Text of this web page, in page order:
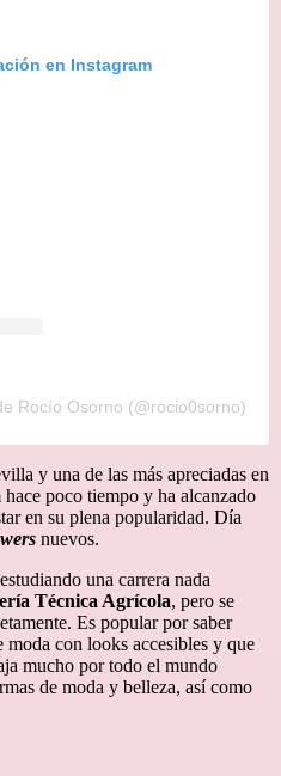
en Instagram
Rocío Osorno (@rocio0sorno)
y una de las más apreciadas en
poco tiempo y ha alcanzado
en su plena popularidad. Día
nuevos.
una carrera nada
Técnica Agrícola, pero se
Es popular por saber
con looks accesibles y que
mucho por todo el mundo
de moda y belleza, así como